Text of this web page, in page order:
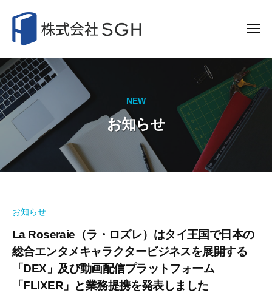
ン
ツ
へ
ス
キ
株
式
会
社
S
H
メ
NEW
お知らせ
お知らせ
La Roseraie（ラ・ロズレ）はタイ王国で日本の
総合エンタメキャラクタービジネスを展開する
「DEX」及び動画配信プラットフォーム
「FLIXER」と業務提携を発表しました
式
会
社
S
G
H